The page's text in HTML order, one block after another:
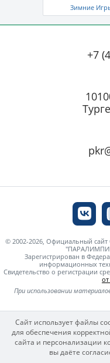
Зимние
+7
© 2002-2026, Официальный
Зарегистрирован в
информационных
Свидетельство о регистрации
При использовании
Сайт использует файлы
для обеспечения
сайта и персонализации
вы даёте